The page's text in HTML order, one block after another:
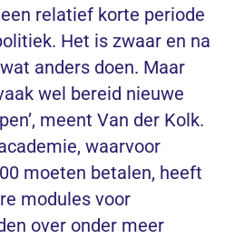
relatief korte periode
Het is zwaar en na
anders doen. Maar
wel bereid nieuwe
meent Van der Kolk.
waarvoor
moeten betalen, heeft
modules voor
over onder meer